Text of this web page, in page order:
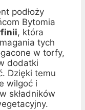
podłoży
Bytomia
, która
tych
w torfy,
dodatki
Dzięki temu
wilgoć i
składników